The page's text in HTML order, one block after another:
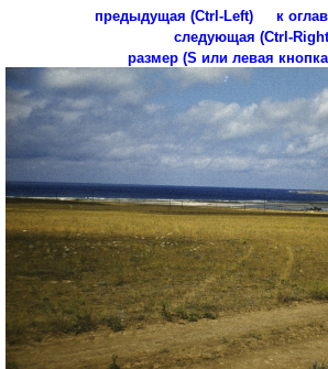
предыдущая (Ctrl-Left)
к
следующая (Ctrl-
размер (S или левая